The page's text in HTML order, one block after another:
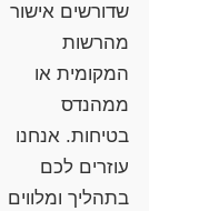
שדורשים אישור
מהרשות
המקומית או
ממהנדס
בטיחות. אנחנו
עוזרים לכם
בתהליך ומלווים